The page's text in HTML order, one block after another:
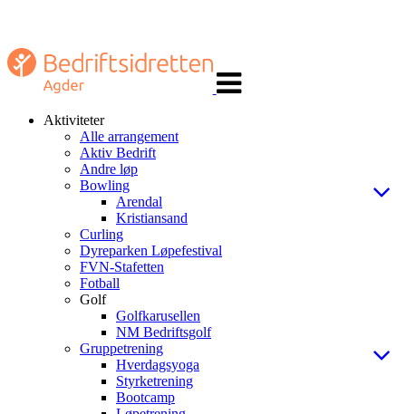
navigasjon
Aktiviteter
Alle arrangement
Aktiv Bedrift
Andre løp
Bowling
Arendal
Kristiansand
Curling
Dyreparken Løpefestival
FVN-Stafetten
Fotball
Golf
Golfkarusellen
NM Bedriftsgolf
Gruppetrening
Hverdagsyoga
Styrketrening
Bootcamp